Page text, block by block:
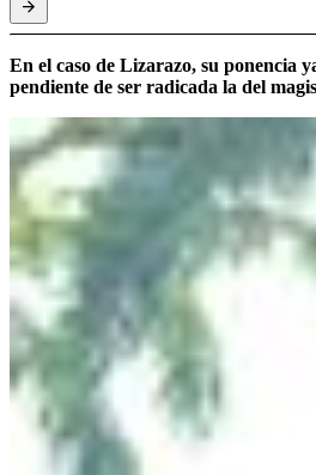
En el caso de Lizarazo, su ponencia
pendiente de ser radicada la del